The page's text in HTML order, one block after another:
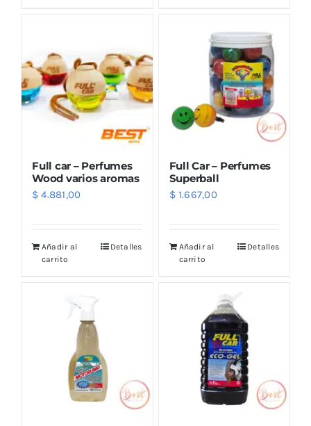
Full car – Perfumes
Wood varios aromas
$ 4.881,00
Añadir al
carrito
Detalles
Full Car – Perfumes
Superball
$1.667,00
Añadir al
carrito
Detalles